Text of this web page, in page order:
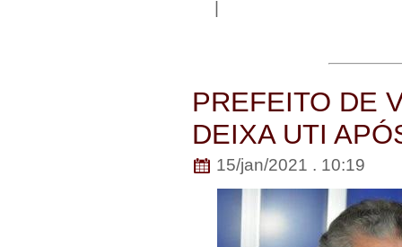
|
PREFEITO DE
DEIXA UTI
15/jan/2021 . 10:19